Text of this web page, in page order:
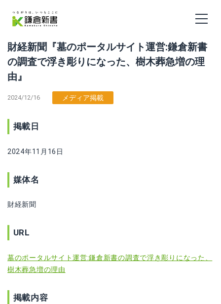
財経新聞『墓のポータルサイト運営:鎌倉新書
の調査で浮き彫りになった、樹木葬急増の理
由』
2024/12/16 メディア掲載
掲載日
2024年11月16日
媒体名
財経新聞
URL
墓のポータルサイト運営:鎌倉新書の調査で浮き彫りになった、
樹木葬急増の理由
掲載内容